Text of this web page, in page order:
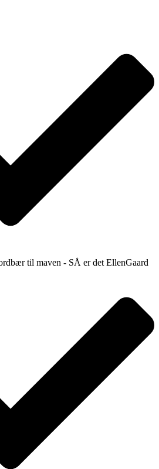
til maven - SÅ er det EllenGaard